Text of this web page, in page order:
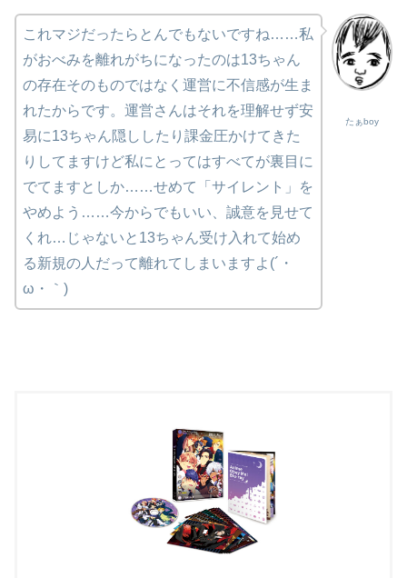
たぁboy
これマジだったらとんでもないですね……私
がおべみを離れがちになったのは13ちゃん
の存在そのものではなく運営に不信感が生ま
れたからです。運営さんはそれを理解せず安
易に13ちゃん隠ししたり課金圧かけてきた
りしてますけど私にとってはすべてが裏目に
でてますとしか……せめて「サイレント」を
やめよう……今からでもいい、誠意を見せて
くれ…じゃないと13ちゃん受け入れて始め
る新規の人だって離れてしまいますよ(´・
ω・｀)